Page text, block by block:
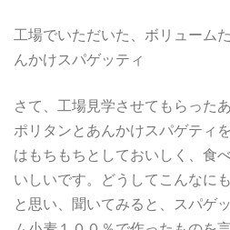
工場でいただいた、ボリューム
んかけスパゲッティ
さて、工場見学させてもらった
ポリタンとあんかけスパゲティ
はもちもちとしておいしく、食
いしいです。どうしてこんなに
と思い、聞いてみると、スパゲ